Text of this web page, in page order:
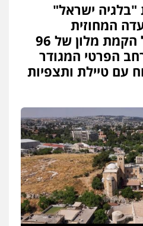
ישראל"
המחוזית
ירושלים, והוא כולל הקמת מלון של 96
הפרטי המגודר
עם טיילת ותצפיות